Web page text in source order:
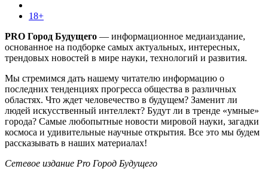
18+
PRO Город Будущего — информационное медиаиздание,
основанное на подборке самых актуальных, интересных,
трендовых новостей в мире науки, технологий и развития.
Мы стремимся дать нашему читателю информацию о
последних тенденциях прогресса общества в различных
областях. Что ждет человечество в будущем? Заменит ли
людей искусственный интеллект? Будут ли в тренде «умные»
города? Самые любопытные новости мировой науки, загадки
космоса и удивительные научные открытия. Все это мы будем
рассказывать в наших материалах!
Сетевое издание Pro Город Будущего